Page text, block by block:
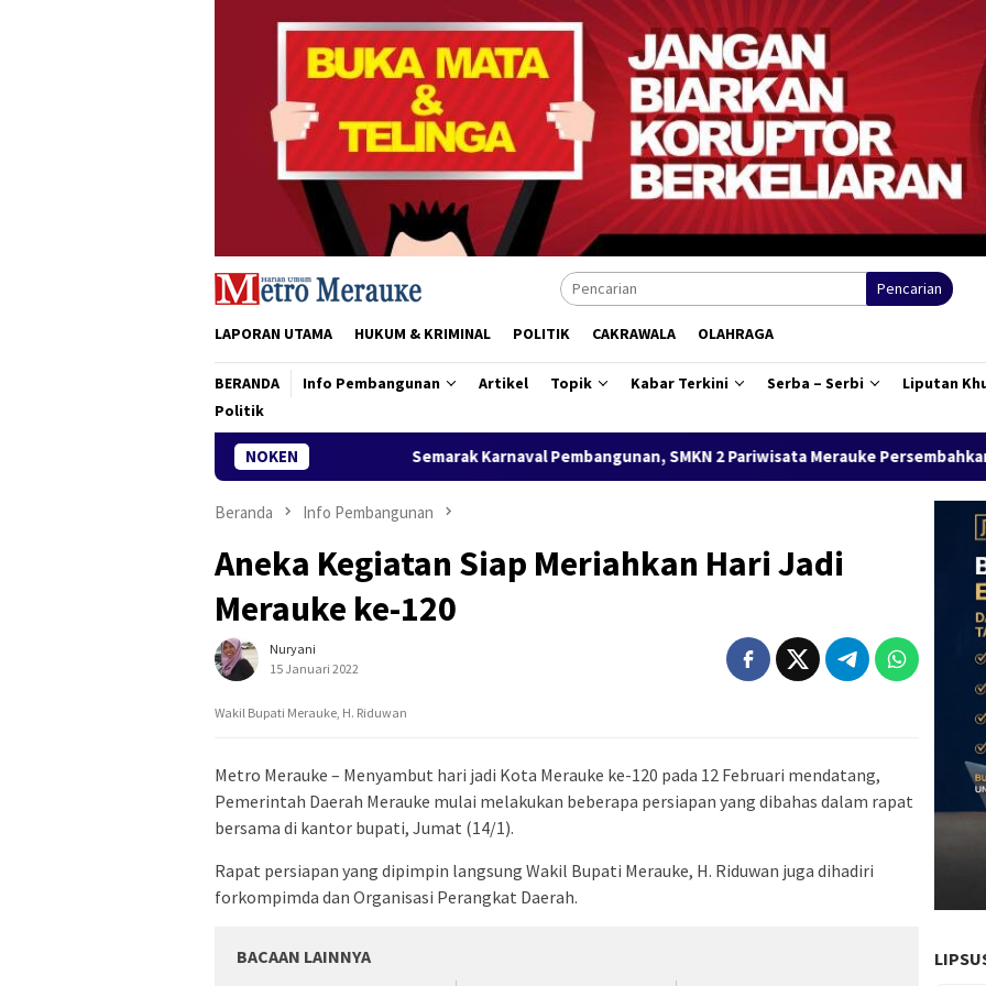
Pencarian
LAPORAN UTAMA HUKUM & KRIMINAL POLITIK CAKRAWALA OLAHRAGA
BERANDA Info Pembangunan Artikel Topik Kabar Terkini Serba – Serbi
Liputan
Politik
NOKEN
Semarak Karnaval Pembangunan, SMKN 2 Pariwisata Merauke Persembahkan Kue Merah Putih Karya
Beranda Info Pembangunan
Aneka Kegiatan Siap Meriahkan Hari Jadi
Merauke ke-120
Nuryani
15 Januari 2022
Wakil Bupati Merauke, H. Riduwan
Metro Merauke – Menyambut hari jadi Kota Merauke ke-120 pada 12 Februari mendatang,
Pemerintah Daerah Merauke mulai melakukan beberapa persiapan yang dibahas dalam rapat
bersama di kantor bupati, Jumat (14/1).
Rapat persiapan yang dipimpin langsung Wakil Bupati Merauke, H. Riduwan juga dihadiri
forkompimda dan Organisasi Perangkat Daerah.
BACAAN LAINNYA